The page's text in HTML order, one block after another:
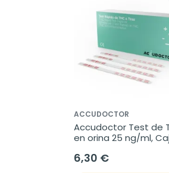
ACCUDOCTOR
Accudoctor Test de
en orina 25 ng/ml,
6,30 €